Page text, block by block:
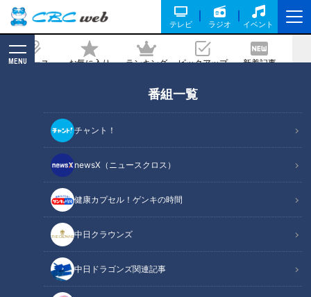
テレビ ラジオ イベント
ニュース お気に入り ランキング ピックアップ 新着記事
MENU
番組一覧
チャント！
newsX（ニュースクロス）
健康カプセル！ゲンキの時間
中日クラウンズ
中日ドラゴンズ関連記事
（きいはん）」を知っていますか？～大
竹敏之のシン・名古屋めし
2025/04/25 16:30